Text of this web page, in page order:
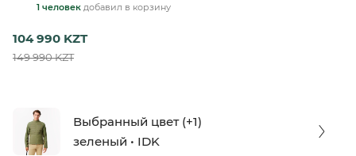
1 человек добавил в корзину
104 990 KZT
149 990 KZT
Выбранный цвет (+1)
зеленый • IDK